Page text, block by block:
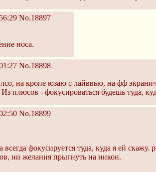
No.18897
носа.
No.18898
на кропе юзаю с лайввью, на фф
плюсов - фокусироваться будешь туда,
No.18899
всегда фокусируется туда, куда я ей
ни желания прыгнуть на никон.